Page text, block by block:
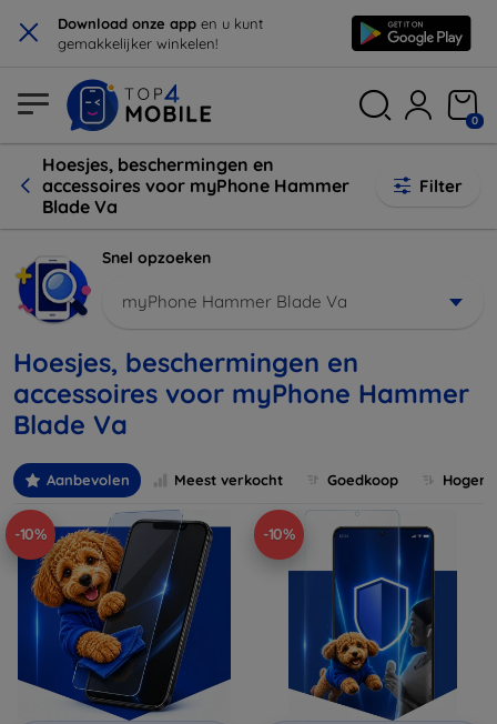
× Download onze app en u kunt
gemakkelijker winkelen!
0
Hoesjes, beschermingen en
accessoires voor myPhone Hammer
Blade Va
Filter
Snel opzoeken
myPhone Hammer Blade Va
Hoesjes, beschermingen en
accessoires voor myPhone Hammer
Blade Va
Aanbevolen Meest verkocht Goedkoop
-10% -10%